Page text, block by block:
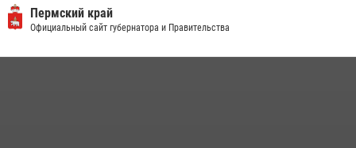
ветеринарно-санитарной службы с годовщиной образования
13 июля 2026, 10:43
Пермский край
Официальный сайт губернатора и Правительства